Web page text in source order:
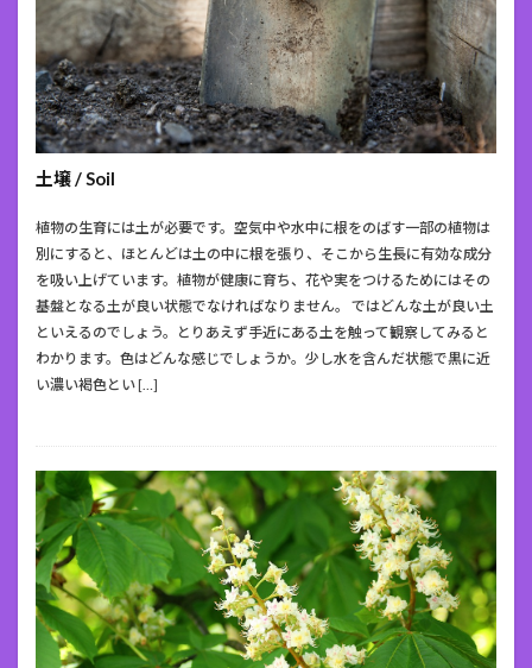
土壌 / Soil
植物の生育には土が必要です。空気中や水中に根をのばす一部の植物は
別にすると、ほとんどは土の中に根を張り、そこから生長に有効な成分
を吸い上げています。植物が健康に育ち、花や実をつけるためにはその
基盤となる土が良い状態でなければなりません。 ではどんな土が良い土
といえるのでしょう。とりあえず手近にある土を触って観察してみると
わかります。色はどんな感じでしょうか。少し水を含んだ状態で黒に近
い濃い褐色とい […]